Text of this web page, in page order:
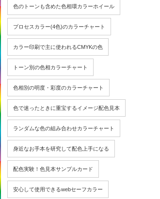
色のトーンも含めた色相環カラーホイール
プロセスカラー(4色)のカラーチャート
カラー印刷で主に使われるCMYKの色
トーン別の色相カラーチャート
色相別の明度・彩度のカラーチャート
色で迷ったときに重宝するイメージ配色見本
ランダムな色の組み合わせカラーチャート
身近なお手本を研究して配色上手になる
配色実験！色見本サンプルカード
安心して使用できるwebセーフカラー